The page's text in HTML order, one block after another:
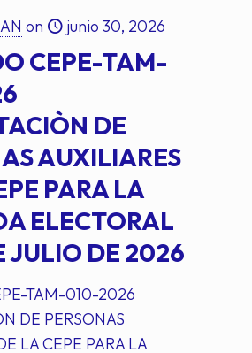
on junio 30, 2026
CEPE-TAM-
DE
AUXILIARES
PARA LA
ELECTORAL
JULIO DE 2026
TAM-010-2026
DE PERSONAS
LA CEPE PARA LA